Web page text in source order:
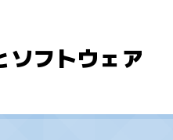
ソフトウェア